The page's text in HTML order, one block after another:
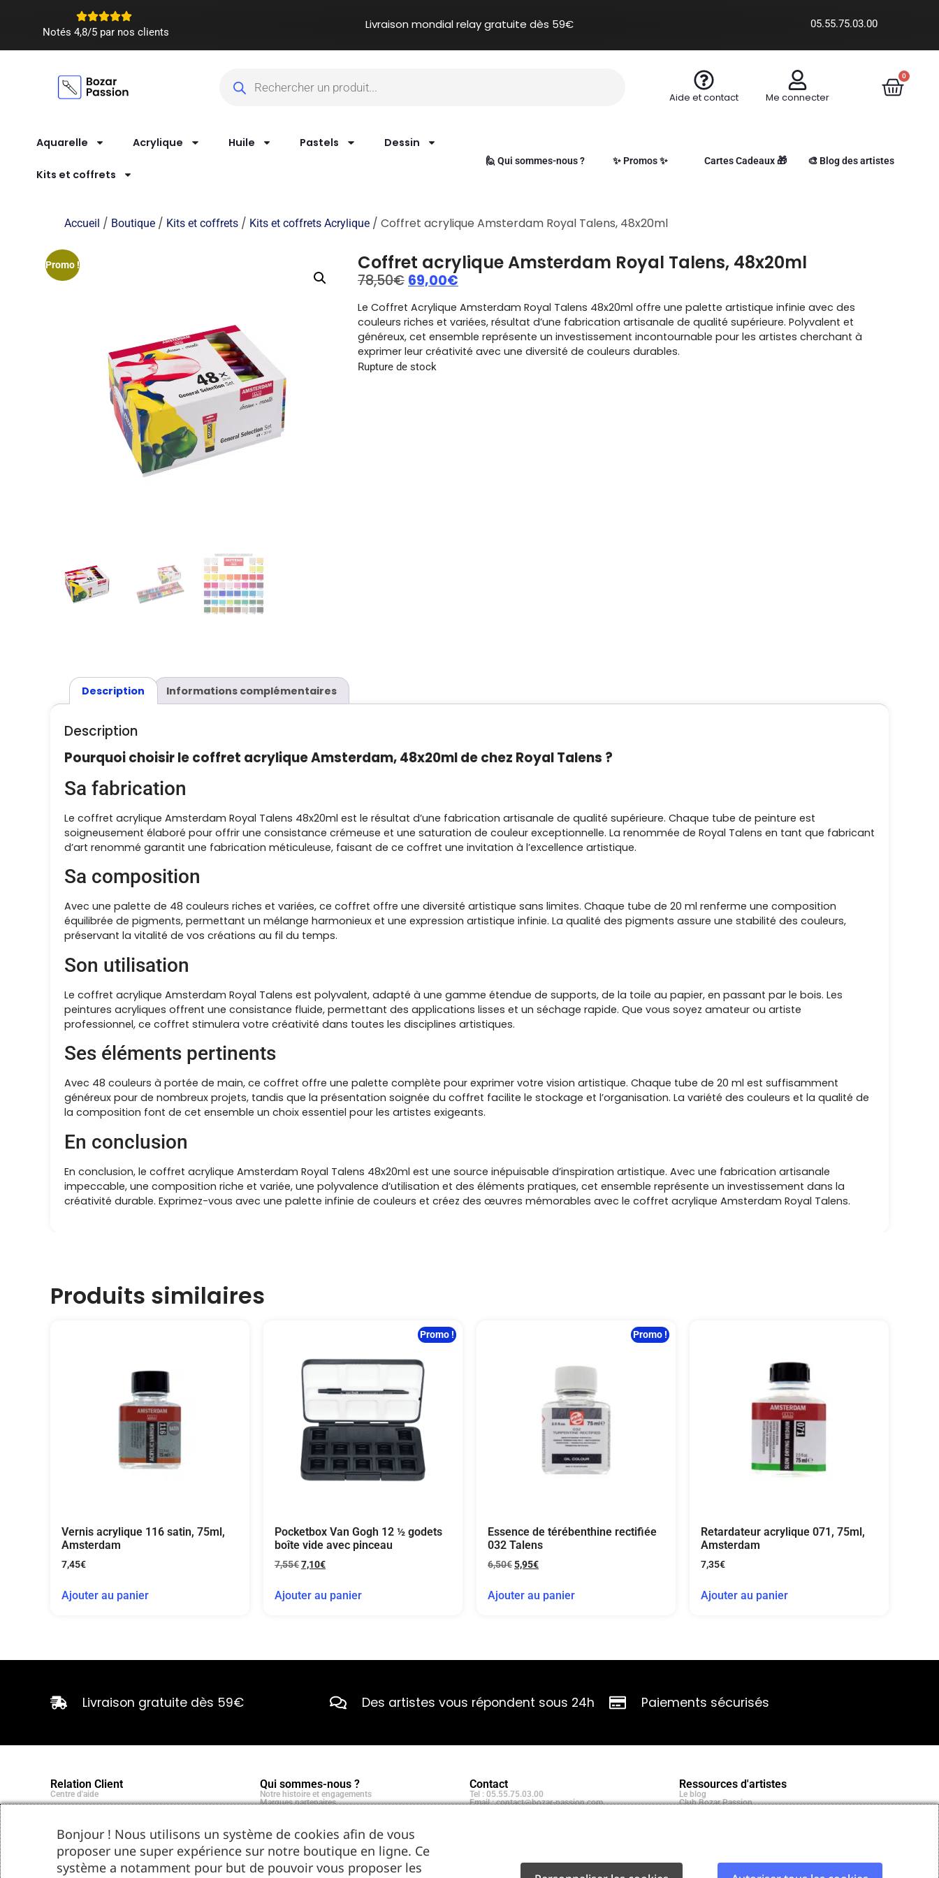
Notés 4,8/5 par nos clients
Livraison mondial relay gratuite dès 59€ 05.55.75.03.00
Aide et contact Me connecter
0
Aquarelle Acrylique Huile Pastels Dessin
Kits et coffrets
🙋 Qui sommes-nous ? ✨ Promos ✨ Cartes Cadeaux 🎁 🎨 Blog des artistes
Accueil / Boutique / Kits et coffrets / Kits et coffrets Acrylique / Coffret acrylique Amsterdam Royal Talens, 48x20ml
Promo ! Coffret acrylique Amsterdam Royal Talens, 48x20ml
78,50€ 69,00€
Le Coffret Acrylique Amsterdam Royal Talens 48x20ml offre une palette artistique infinie avec des
couleurs riches et variées, résultat d’une fabrication artisanale de qualité supérieure. Polyvalent et
généreux, cet ensemble représente un investissement incontournable pour les artistes cherchant à
exprimer leur créativité avec une diversité de couleurs durables.
Rupture de stock
Description Informations complémentaires
Description
Pourquoi choisir le coffret acrylique Amsterdam, 48x20ml de chez Royal Talens ?
Sa fabrication
Le coffret acrylique Amsterdam Royal Talens 48x20ml est le résultat d’une fabrication artisanale de qualité supérieure. Chaque tube de peinture est
soigneusement élaboré pour offrir une consistance crémeuse et une saturation de couleur exceptionnelle. La renommée de Royal Talens en tant que fabricant
d’art renommé garantit une fabrication méticuleuse, faisant de ce coffret une invitation à l’excellence artistique.
Sa composition
Avec une palette de 48 couleurs riches et variées, ce coffret offre une diversité artistique sans limites. Chaque tube de 20 ml renferme une composition
équilibrée de pigments, permettant un mélange harmonieux et une expression artistique infinie. La qualité des pigments assure une stabilité des couleurs,
préservant la vitalité de vos créations au fil du temps.
Son utilisation
Le coffret acrylique Amsterdam Royal Talens est polyvalent, adapté à une gamme étendue de supports, de la toile au papier, en passant par le bois. Les
peintures acryliques offrent une consistance fluide, permettant des applications lisses et un séchage rapide. Que vous soyez amateur ou artiste
professionnel, ce coffret stimulera votre créativité dans toutes les disciplines artistiques.
Ses éléments pertinents
Avec 48 couleurs à portée de main, ce coffret offre une palette complète pour exprimer votre vision artistique. Chaque tube de 20 ml est suffisamment
généreux pour de nombreux projets, tandis que la présentation soignée du coffret facilite le stockage et l’organisation. La variété des couleurs et la qualité de
la composition font de cet ensemble un choix essentiel pour les artistes exigeants.
En conclusion
En conclusion, le coffret acrylique Amsterdam Royal Talens 48x20ml est une source inépuisable d’inspiration artistique. Avec une fabrication artisanale
impeccable, une composition riche et variée, une polyvalence d’utilisation et des éléments pratiques, cet ensemble représente un investissement dans la
créativité durable. Exprimez-vous avec une palette infinie de couleurs et créez des œuvres mémorables avec le coffret acrylique Amsterdam Royal Talens.
Produits similaires
Vernis acrylique 116 satin, 75ml,
Amsterdam
7,45€
Ajouter au panier
Promo !
Pocketbox Van Gogh 12 ½ godets
boîte vide avec pinceau
7,55€7,10€
Ajouter au panier
Promo !
Essence de térébenthine rectifiée
032 Talens
6,50€5,95€
Ajouter au panier
Retardateur acrylique 071, 75ml,
Amsterdam
7,35€
Ajouter au panier
Livraison gratuite dès 59€ Des artistes vous répondent sous 24h Paiements sécurisés
Relation Client
Centre d'aide
Qui sommes-nous ?
Notre histoire et engagements
Marques partenaires
Contact
Tel : 05.55.75.03.00
Email : contact@bozar-passion.com
Ressources d'artistes
Le blog
Club Bozar Passion
Bonjour ! Nous utilisons un système de cookies afin de vous
proposer une super expérience sur notre boutique en ligne. Ce
système a notamment pour but de pouvoir vous proposer les